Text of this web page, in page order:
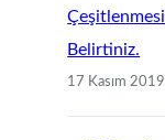
Belirtiniz.
17 Kasım 2019